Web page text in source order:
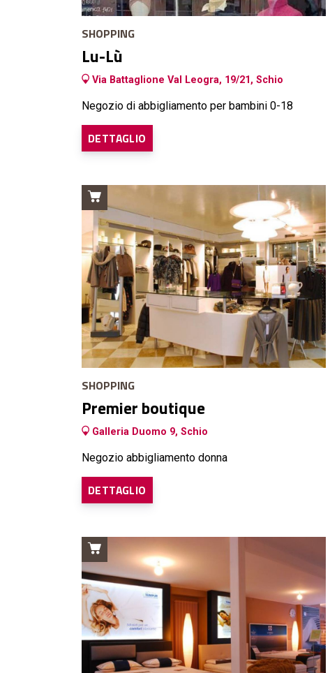
SHOPPING
Lu-Lù
Via Battaglione Val Leogra, 19/21, Schio
Negozio di abbigliamento per bambini 0-18
DETTAGLIO
SHOPPING
Premier boutique
Galleria Duomo 9, Schio
Negozio abbigliamento donna
DETTAGLIO